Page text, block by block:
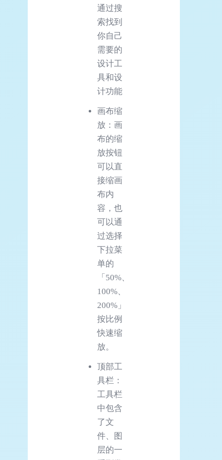
通过搜
索找到
你自己
需要的
设计工
具和设
计功能
画布缩
放：画
布的缩
放按钮
可以直
接缩画
布内
容，也
可以通
过选择
下拉菜
单的
「50%、
100%、
200%」
按比例
快速缩
放。
顶部工
具栏：
工具栏
中包含
了文
件、图
层的一